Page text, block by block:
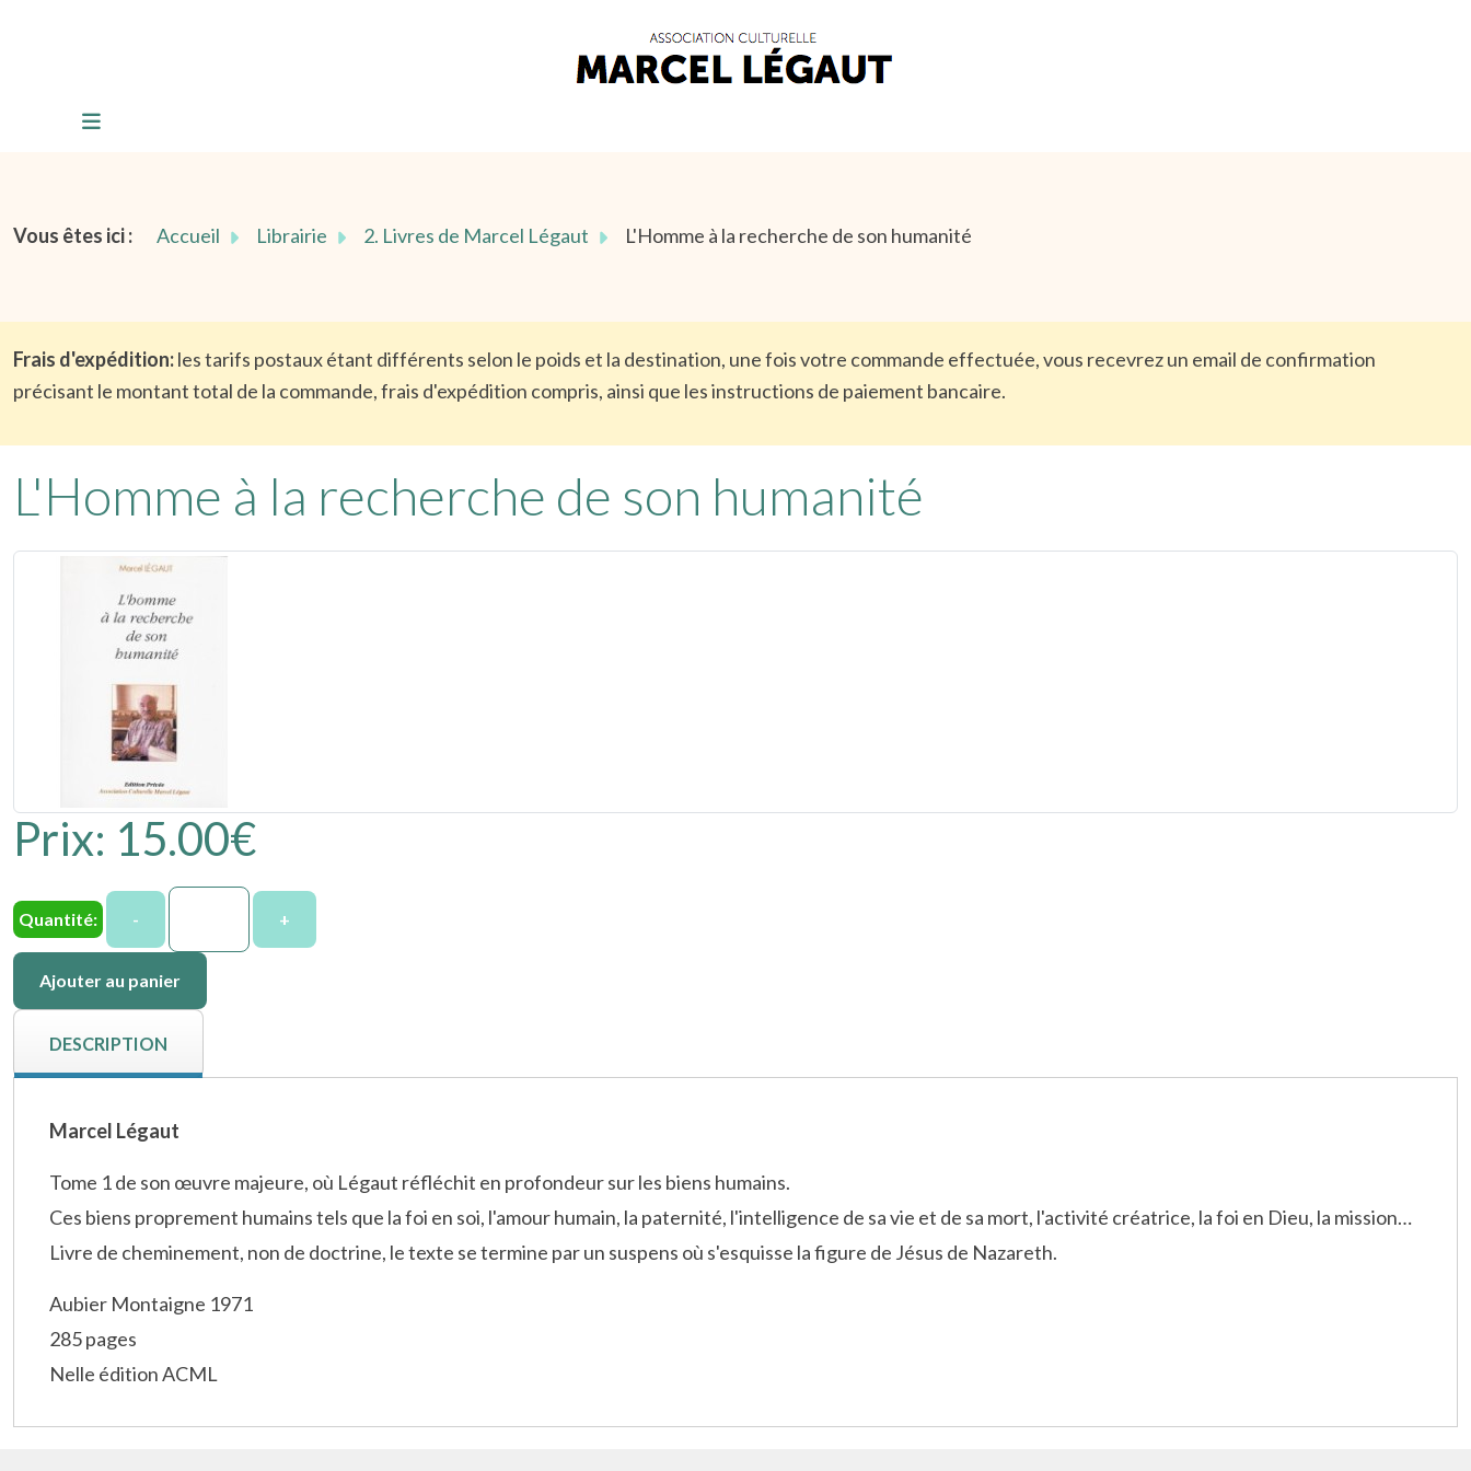
Vous êtes ici : Accueil Librairie 2. Livres de Marcel Légaut L'Homme à la recherche de son humanité
Frais d'expédition:les tarifs postaux étant différents selon le poids et la destination, une fois votre commande effectuée, vous recevrez un email de confirmation
précisant le montant total de la commande, frais d'expédition compris, ainsi que les instructions de paiement bancaire.
L'Homme à la recherche de son humanité
Prix: 15.00‎€
Quantité: - +
Ajouter au panier
DESCRIPTION
Marcel Légaut
Tome 1 de son œuvre majeure, où Légaut réfléchit en profondeur sur les biens humains.
Ces biens proprement humains tels que la foi en soi, l'amour humain, la paternité, l'intelligence de sa vie et de sa mort, l'activité créatrice, la foi en Dieu, la mission…
Livre de cheminement, non de doctrine, le texte se termine par un suspens où s'esquisse la figure de Jésus de Nazareth.
Aubier Montaigne 1971
285 pages
Nelle édition ACML